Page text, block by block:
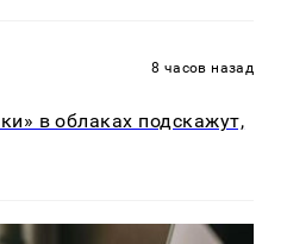
8 часов назад
в облаках подскажут,